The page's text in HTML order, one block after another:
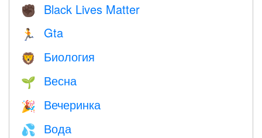
✊🏿 Black Lives Matter
🏃 Gta
🦁 Биология
🌱 Весна
🎉 Вечеринка
💦 Вода